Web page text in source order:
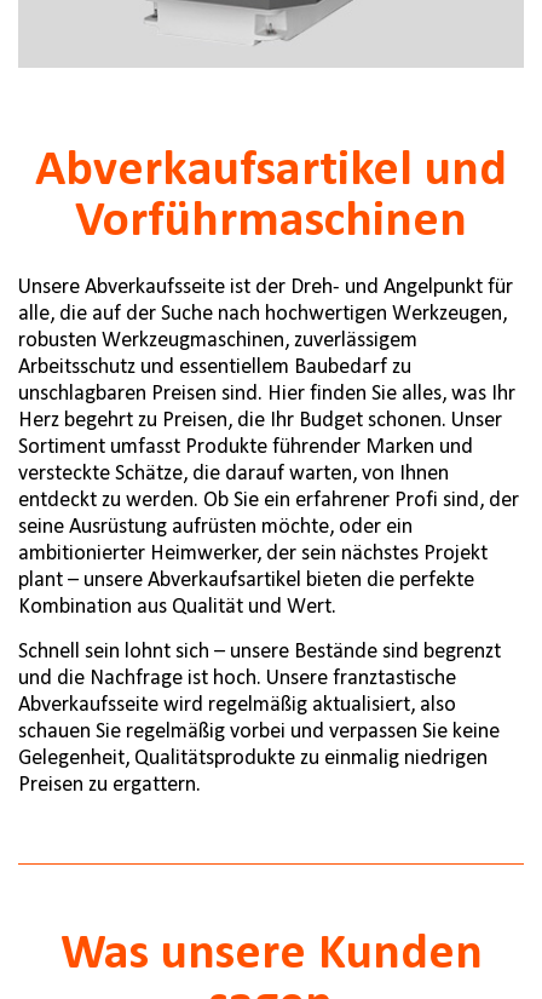
Abverkaufsartikel und
Vorführmaschinen
Unsere Abverkaufsseite ist der Dreh- und Angelpunkt für
alle, die auf der Suche nach hochwertigen Werkzeugen,
robusten Werkzeugmaschinen, zuverlässigem
Arbeitsschutz und essentiellem Baubedarf zu
unschlagbaren Preisen sind. Hier finden Sie alles, was Ihr
Herz begehrt zu Preisen, die Ihr Budget schonen. Unser
Sortiment umfasst Produkte führender Marken und
versteckte Schätze, die darauf warten, von Ihnen
entdeckt zu werden. Ob Sie ein erfahrener Profi sind, der
seine Ausrüstung aufrüsten möchte, oder ein
ambitionierter Heimwerker, der sein nächstes Projekt
plant – unsere Abverkaufsartikel bieten die perfekte
Kombination aus Qualität und Wert.
Schnell sein lohnt sich – unsere Bestände sind begrenzt
und die Nachfrage ist hoch. Unsere franztastische
Abverkaufsseite wird regelmäßig aktualisiert, also
schauen Sie regelmäßig vorbei und verpassen Sie keine
Gelegenheit, Qualitätsprodukte zu einmalig niedrigen
Preisen zu ergattern.
Was unsere Kunden